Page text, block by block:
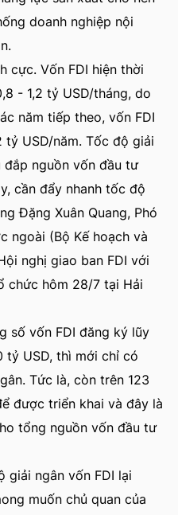
doanh nghiệp nội
cực. Vốn FDI hiện thời
- 1,2 tỷ USD/tháng, do
năm tiếp theo, vốn FDI
tỷ USD/năm. Tốc độ giải
đắp nguồn vốn đầu tư
cần đẩy nhanh tốc độ
Đặng Xuân Quang, Phó
ngoài (Bộ Kế hoạch và
nghị giao ban FDI với
chức hôm 28/7 tại Hải
số vốn FDI đăng ký lũy
tỷ USD, thì mới chỉ có
Tức là, còn trên 123
được triển khai và đây là
tổng nguồn vốn đầu tư
giải ngân vốn FDI lại
muốn chủ quan của